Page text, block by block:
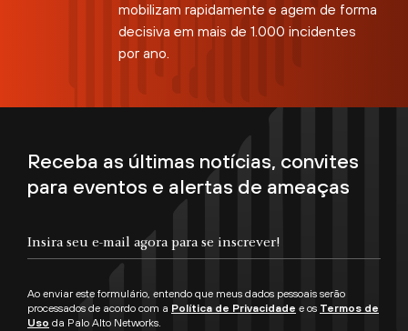
mobilizam rapidamente e agem de forma
decisiva em mais de 1.000 incidentes
por ano.
Receba as últimas notícias, convites
para eventos e alertas de ameaças
Ao enviar este formulário, entendo que meus dados pessoais serão
processados de acordo com a Política de Privacidade e os Termos de
Uso da Palo Alto Networks.